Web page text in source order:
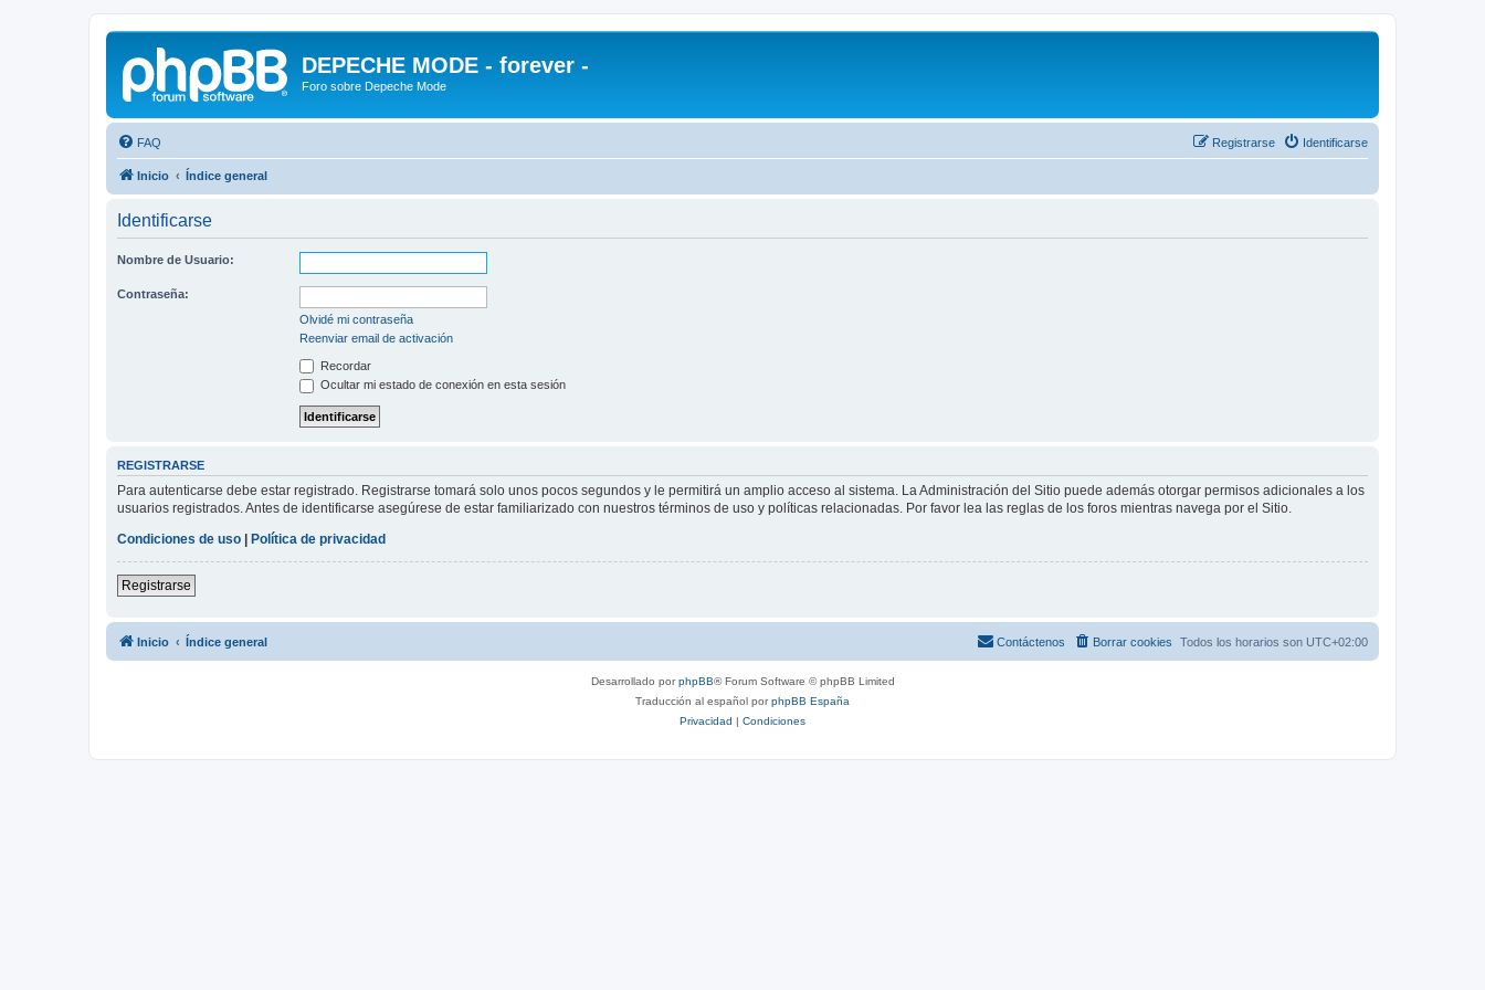
DEPECHE MODE - forever -
Foro sobre Depeche Mode
FAQ Identificarse
Registrarse
Inicio Índice general
Identificarse
Nombre de Usuario:
Contraseña:
Olvidé mi contraseña
Reenviar email de activación
Recordar
Ocultar mi estado de conexión en esta sesión
REGISTRARSE
Para autenticarse debe estar registrado. Registrarse tomará solo unos pocos segundos y le permitirá un amplio acceso al sistema. La Administración del Sitio puede además otorgar permisos adicionales a los
usuarios registrados. Antes de identificarse asegúrese de estar familiarizado con nuestros términos de uso y políticas relacionadas. Por favor lea las reglas de los foros mientras navega por el Sitio.
Condiciones de uso
Política de privacidad
Registrarse
Inicio Índice general Todos los horarios son UTC+02:00
Borrar cookies
Contáctenos
Desarrollado porphpBB® Forum Software © phpBB Limited
Traducción al español porphpBB España
Privacidad | Condiciones